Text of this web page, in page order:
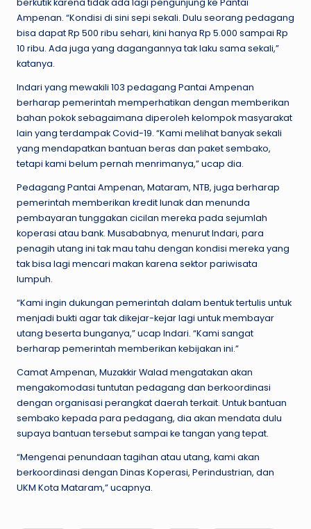
berkutik karena tidak ada lagi pengunjung ke Pantai
Ampenan. “Kondisi di sini sepi sekali. Dulu seorang pedagang
bisa dapat Rp 500 ribu sehari, kini hanya Rp 5.000 sampai Rp
10 ribu. Ada juga yang dagangannya tak laku sama sekali,”
katanya.
Indari yang mewakili 103 pedagang Pantai Ampenan
berharap pemerintah memperhatikan dengan memberikan
bahan pokok sebagaimana diperoleh kelompok masyarakat
lain yang terdampak Covid-19. “Kami melihat banyak sekali
yang mendapatkan bantuan beras dan paket sembako,
tetapi kami belum pernah menrimanya,” ucap dia.
Pedagang Pantai Ampenan, Mataram, NTB, juga berharap
pemerintah memberikan kredit lunak dan menunda
pembayaran tunggakan cicilan mereka pada sejumlah
koperasi atau bank. Musababnya, menurut Indari, para
penagih utang ini tak mau tahu dengan kondisi mereka yang
tak bisa lagi mencari makan karena sektor pariwisata
lumpuh.
“Kami ingin dukungan pemerintah dalam bentuk tertulis untuk
menjadi bukti agar tak dikejar-kejar lagi untuk membayar
utang beserta bunganya,” ucap Indari. “Kami sangat
berharap pemerintah memberikan kebijakan ini.”
Camat Ampenan, Muzakkir Walad mengatakan akan
mengakomodasi tuntutan pedagang dan berkoordinasi
dengan organisasi perangkat daerah terkait. Untuk bantuan
sembako kepada para pedagang, dia akan mendata dulu
supaya bantuan tersebut sampai ke tangan yang tepat.
“Mengenai penundaan tagihan atau utang, kami akan
berkoordinasi dengan Dinas Koperasi, Perindustrian, dan
UKM Kota Mataram,” ucapnya.